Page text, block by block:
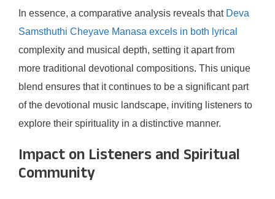
In essence, a comparative analysis reveals that Deva
Samsthuthi Cheyave Manasa excels in both lyrical
complexity and musical depth, setting it apart from
more traditional devotional compositions. This unique
blend ensures that it continues to be a significant part
of the devotional music landscape, inviting listeners to
explore their spirituality in a distinctive manner.
Impact on Listeners and Spiritual
Community